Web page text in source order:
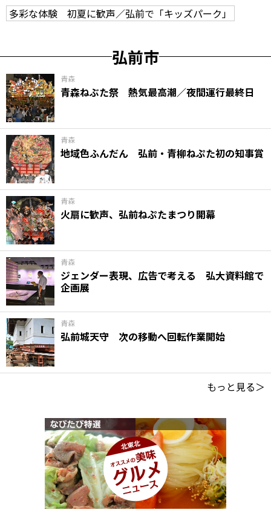
多彩な体験 初夏に歓声／弘前で「キッズパーク」
弘前市
青森
青森ねぶた祭 熱気最高潮／夜間運行最終日
青森
地域色ふんだん 弘前・青柳ねぷた初の知事賞
青森
火扇に歓声、弘前ねぷたまつり開幕
青森
ジェンダー表現、広告で考える 弘大資料館で
企画展
青森
弘前城天守 次の移動へ回転作業開始
もっと見る＞